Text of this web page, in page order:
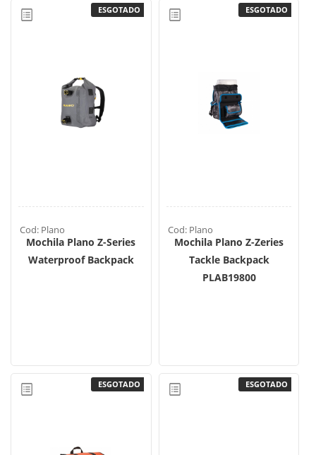
ESGOTADO
Cod: Plano
Mochila Plano Z-Series
Waterproof Backpack
ESGOTADO
Cod: Plano
Mochila Plano Z-Zeries
Tackle Backpack
PLAB19800
ESGOTADO ESGOTADO